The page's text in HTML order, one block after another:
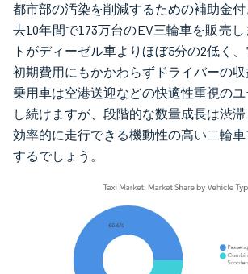
都市部の汚染を削減するための補助金
去10年間で173万台のEV三輪車を販売
トがディーゼル車よりほぼ5分の2低く
初期費用にもかかわらずドライバーの収
乗用車は空港送迎などの快適性重視の
し続けますが、段階的な数量成長は渋
効率的に走行できる機動性の高い二輪
するでしょう。